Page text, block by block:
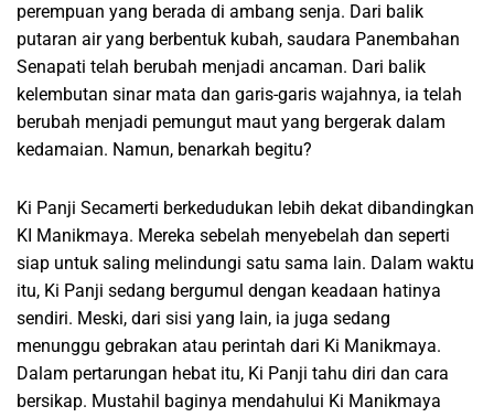
perempuan yang berada di ambang senja. Dari balik
putaran air yang berbentuk kubah, saudara Panembahan
Senapati telah berubah menjadi ancaman. Dari balik
kelembutan sinar mata dan garis-garis wajahnya, ia telah
berubah menjadi pemungut maut yang bergerak dalam
kedamaian. Namun, benarkah begitu?
Ki Panji Secamerti berkedudukan lebih dekat dibandingkan
KI Manikmaya. Mereka sebelah menyebelah dan seperti
siap untuk saling melindungi satu sama lain. Dalam waktu
itu, Ki Panji sedang bergumul dengan keadaan hatinya
sendiri. Meski, dari sisi yang lain, ia juga sedang
menunggu gebrakan atau perintah dari Ki Manikmaya.
Dalam pertarungan hebat itu, Ki Panji tahu diri dan cara
bersikap. Mustahil baginya mendahului Ki Manikmaya